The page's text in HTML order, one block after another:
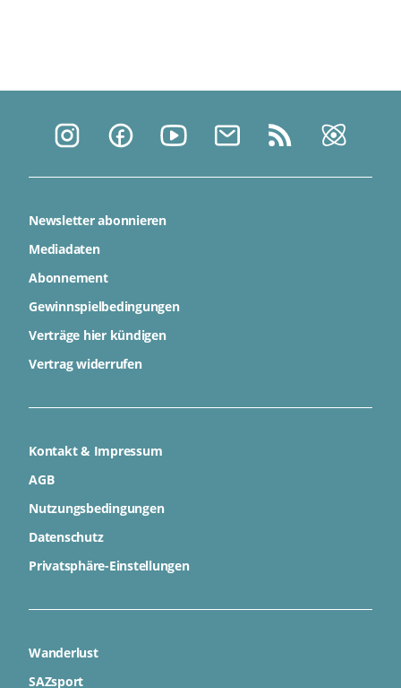
Newsletter abonnieren
Mediadaten
Abonnement
Gewinnspielbedingungen
Verträge hier kündigen
Vertrag widerrufen
Kontakt & Impressum
AGB
Nutzungsbedingungen
Datenschutz
Privatsphäre-Einstellungen
Wanderlust
SAZsport